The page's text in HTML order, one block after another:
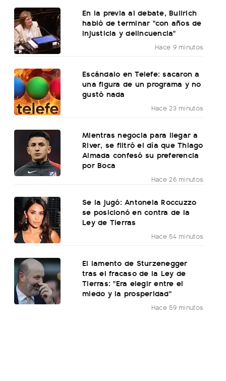
En la previa al debate, Bullrich
habló de terminar "con años de
injusticia y delincuencia"
Hace 9 minutos
Escándalo en Telefe: sacaron a
una figura de un programa y no
gustó nada
Hace 23 minutos
Mientras negocia para llegar a
River, se filtró el día que Thiago
Almada confesó su preferencia
por Boca
Hace 26 minutos
Se la jugó: Antonela Roccuzzo
se posicionó en contra de la
Ley de Tierras
Hace 54 minutos
El lamento de Sturzenegger
tras el fracaso de la Ley de
Tierras: "Era elegir entre el
miedo y la prosperidad"
Hace 59 minutos